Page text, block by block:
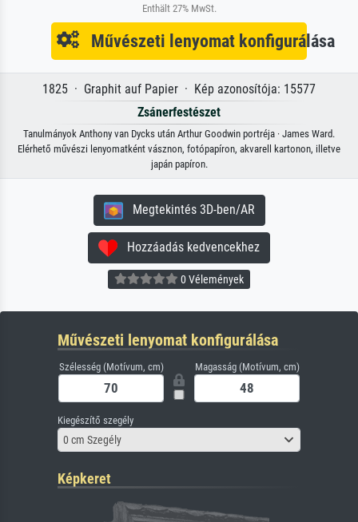
Enthält 27% MwSt.
Művészeti lenyomat konfigurálása
1825 · Graphit auf Papier · Kép azonosítója: 15577
Zsánerfestészet
Tanulmányok Anthony van Dycks után Arthur Goodwin portréja · James Ward.
Elérhető művészi lenyomatként vásznon, fotópapíron, akvarell kartonon, illetve
japán papíron.
Megtekintés 3D-ben/AR
Hozzáadás kedvencekhez
0 Vélemények
Művészeti lenyomat konfigurálása
Szélesség (Motívum, cm) Magasság (Motívum, cm)
Kiegészítő szegély
0 cm Szegély
Képkeret